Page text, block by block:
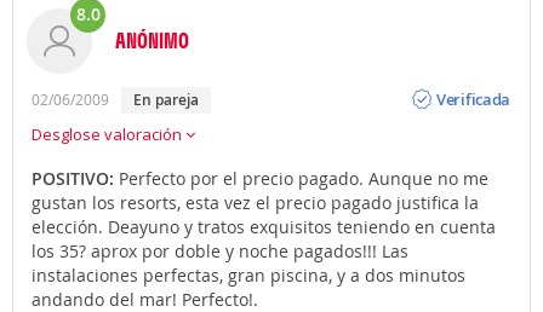
8.0
ANÓNIMO
02/06/2009 En pareja
Verificada
Desglose valoración
POSITIVO: Perfecto por el precio pagado. Aunque no me
gustan los resorts, esta vez el precio pagado justifica la
elección. Deayuno y tratos exquisitos teniendo en cuenta
los 35? aprox por doble y noche pagados!!! Las
instalaciones perfectas, gran piscina, y a dos minutos
andando del mar! Perfecto!.